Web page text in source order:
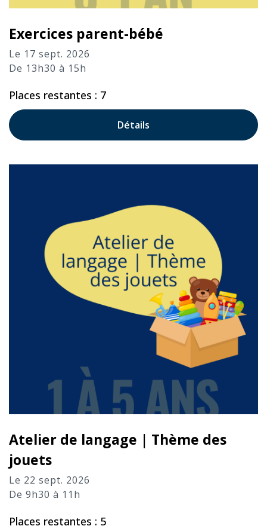
Exercices parent-bébé
Le 17 sept. 2026
De 13h30 à 15h
Places restantes : 7
Détails
Atelier de langage | Thème des
jouets
Le 22 sept. 2026
De 9h30 à 11h
Places restantes : 5